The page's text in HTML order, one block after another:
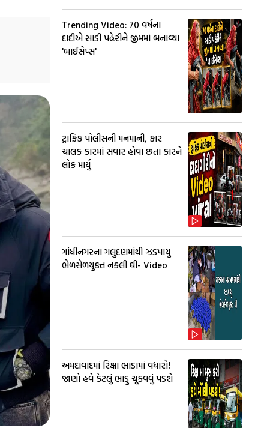
Trending Video: 70 વર્ષના
દાદીએ સાડી પહેરીને જીમમાં બનાવ્યા
'બાઈસેપ્સ'
ટ્રાફિક પોલીસની મનમાની, કાર
ચાલક કારમાં સવાર હોવા છતા કારને
લોક માર્યુ
ગાંધીનગરના ગલુદણમાંથી ઝડપાયુ
ભેળસેળયુક્ત નક્લી ઘી- Video
અમદાવાદમાં રિક્ષા ભાડામાં વધારો!
જાણો હવે કેટલું ભાડુ ચૂકવવું પડશે